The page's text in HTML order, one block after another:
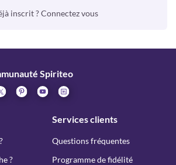
inscrit ? Connectez vous
Spiriteo
?
Services clients
Questions fréquentes
Programme de fidélité